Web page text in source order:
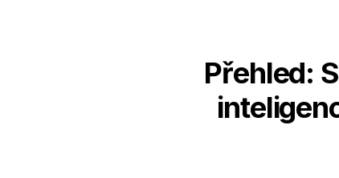
Přehled: